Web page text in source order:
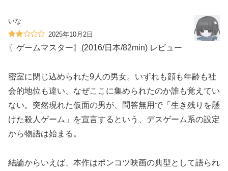
いな
2025年10月2日
〖ゲームマスター〗(2016/日本/82min) レビュー
密室に閉じ込められた9人の男女。いずれも顔も年齢も社
会的地位も違い、なぜここに集められたのか誰も覚えてい
ない。突然現れた仮面の男が、問答無用で「生き残りを懸
けた殺人ゲーム」を宣言するという、デスゲーム系の設定
から物語は始まる。
結論からいえば、本作はポンコツ映画の典型として語られ